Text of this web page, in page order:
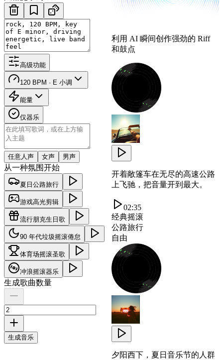
高级功能
120 BPM · E 小调
能量
仅器乐
任意人声 女声 男声
从一种氛围开始
夏日公路旅行
游戏高光剪辑
流行朋克生日歌
90 年代垃圾摇滚倦怠
体育场摇滚圣歌
冲浪摇滚器乐
生成歌曲数量
生成音乐
利用 AI 瞬间创作强劲的 Riff
和鼓点
开着敞篷车在无尽的高速公路
上飞驰，把音量开到最大。
02:35
经典摇滚
公路旅行
自由
夕阳西下，夏日音乐节的人群